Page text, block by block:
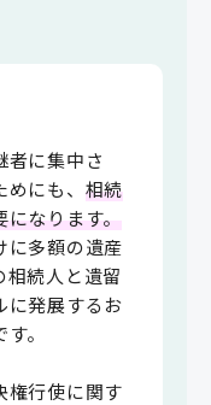
者に集中さ
にも、 相続
になります。
に多額の遺産
相続人と遺留
に発展するお
。
権行使に関す